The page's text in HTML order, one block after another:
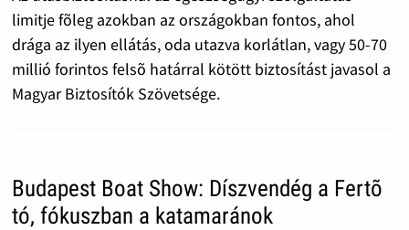
limitje fõleg azokban az országokban fontos, ahol
drága az ilyen ellátás, oda utazva korlátlan, vagy 50-70
millió forintos felsõ határral kötött biztosítást javasol a
Magyar Biztosítók Szövetsége.
Budapest Boat Show: Díszvendég a Fertõ
tó, fókuszban a katamaránok